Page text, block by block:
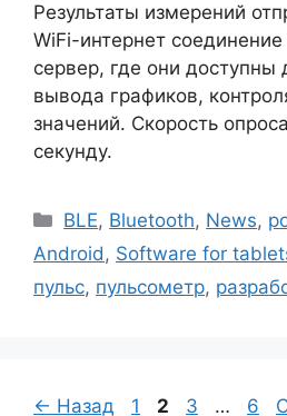
Результаты измерений
WiFi-интернет
сервер, где они доступны
вывода графиков,
значений. Скорость
секунду.
Рубрики
BLE, Bluetooth, News,
Android, Software for
пульс, пульсометр,
← Назад Страница
1 Страница
2 Страница
3 … 6